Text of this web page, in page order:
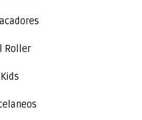
Roller
Kids